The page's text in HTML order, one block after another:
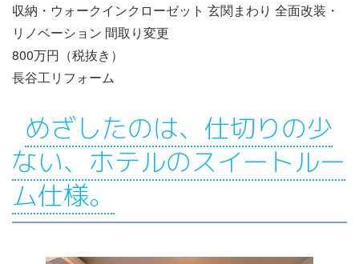
収納・ウォークインクローゼット 玄関まわり 全面改装・
リノベーション 間取り変更
800万円（税抜き）
長谷工リフォーム
めざしたのは、仕切りの少
ない、ホテルのスイートルー
ム仕様。